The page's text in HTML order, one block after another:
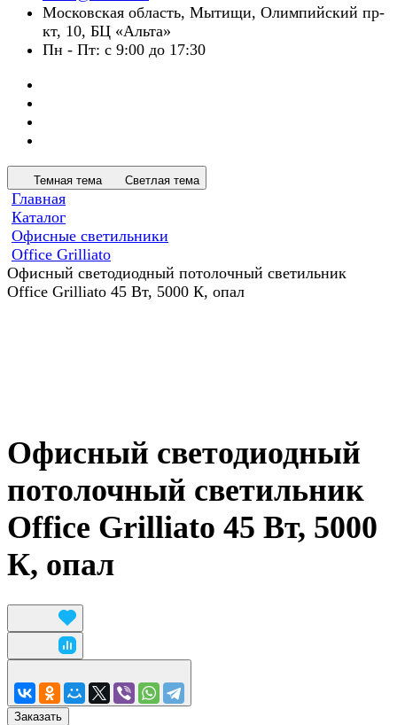
Московская область, Мытищи, Олимпийский пр-
кт, 10, БЦ «Альта»
Пн - Пт: с 9:00 до 17:30
Темная тема Светлая тема
Главная
Каталог
Офисные светильники
Office Grilliato
Офисный светодиодный потолочный светильник
Office Grilliato 45 Вт, 5000 К, опал
Офисный светодиодный
потолочный светильник
Office Grilliato 45 Вт, 5000
К, опал
Заказать